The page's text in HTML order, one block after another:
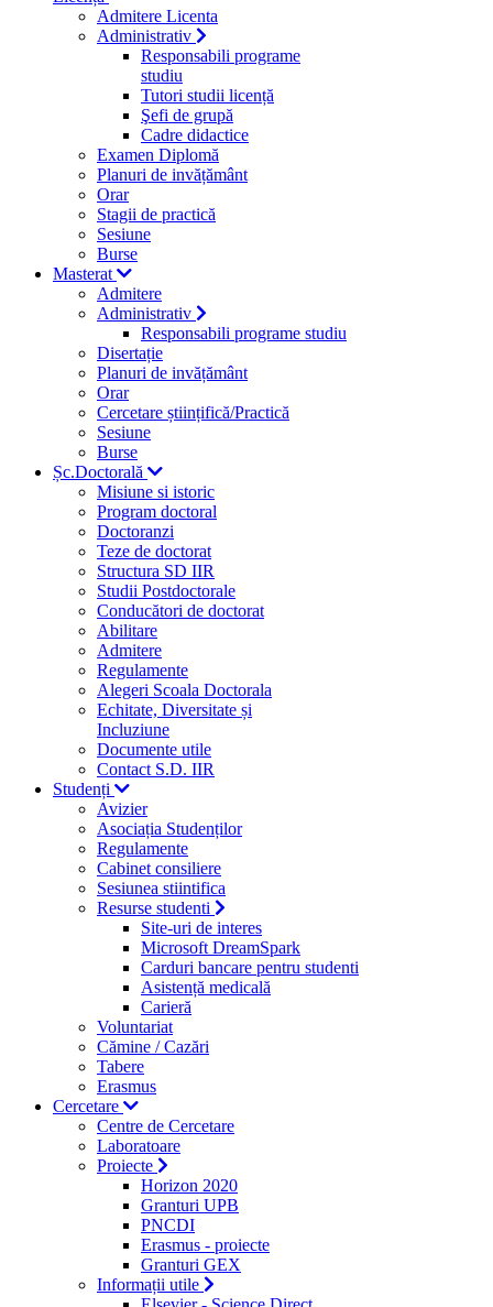
Admitere Licenta
Administrativ
Responsabili programe
studiu
Tutori studii licență
Şefi de grupă
Cadre didactice
Examen Diplomă
Planuri de invățământ
Orar
Stagii de practică
Sesiune
Burse
Masterat
Admitere
Administrativ
Responsabili programe studiu
Disertație
Planuri de invățământ
Orar
Cercetare științifică/Practică
Sesiune
Burse
Șc.Doctorală
Misiune si istoric
Program doctoral
Doctoranzi
Teze de doctorat
Structura SD IIR
Studii Postdoctorale
Conducători de doctorat
Abilitare
Admitere
Regulamente
Alegeri Scoala Doctorala
Echitate, Diversitate și
Incluziune
Documente utile
Contact S.D. IIR
Studenți
Avizier
Asociația Studenților
Regulamente
Cabinet consiliere
Sesiunea stiintifica
Resurse studenti
Site-uri de interes
Microsoft DreamSpark
Carduri bancare pentru studenti
Asistență medicală
Carieră
Voluntariat
Cămine / Cazări
Tabere
Erasmus
Cercetare
Centre de Cercetare
Laboratoare
Proiecte
Horizon 2020
Granturi UPB
PNCDI
Erasmus - proiecte
Granturi GEX
Informații utile